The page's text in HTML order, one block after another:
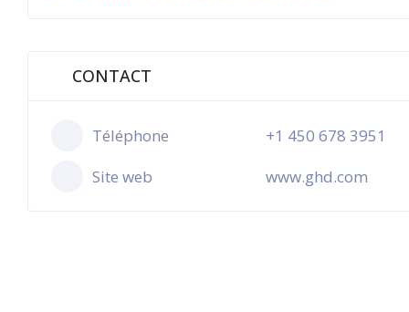
CONTACT
Téléphone
+1 450 678 3951
Site web
www.ghd.com